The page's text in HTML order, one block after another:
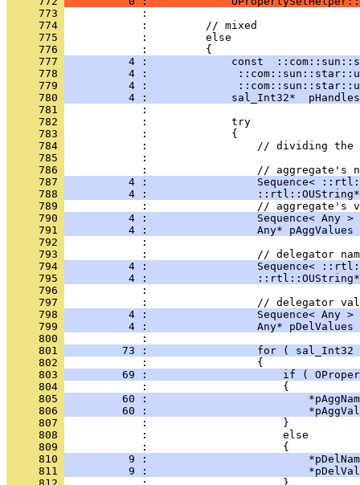
     773
     774
     775
     776
     777
4 :             const
     778
4 :
     779
4 :
     780
4 :             sal_Int32*
     781
     782
     783
     784
     785
     786
     787
4 :                 Sequence<
     788
4 :
     789
     790
4 :                 Sequence< Any >
     791
4 :                 Any* pAggValues
     792
     793
     794
4 :                 Sequence<
     795
4 :
     796
     797
     798
4 :                 Sequence< Any
     799
4 :                 Any* pDelValues
     800
     801
73 :                 for (
     802
     803
69 :                     if (
     804
     805
60 :
     806
60 :
     807
     808
     809
     810
9 :
     811
9 :